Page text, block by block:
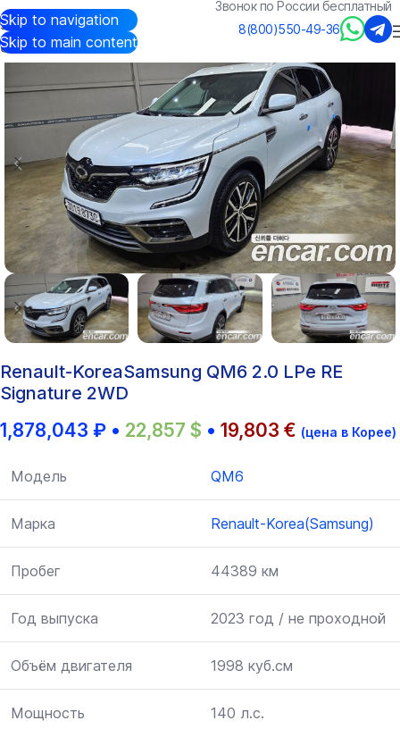
Skip to navigation
Skip to main content
Звонок по России бесплатный
8(800)550-49-36
Авто из Кореи/Каталог Renault-Korea(Samsung)/QM6
Renault-KoreaSamsung QM6 2.0 LPe RE
Signature 2WD
1,878,043 ₽ • 22,857 $ • 19,803 € (цена в Корее)
Модель QM6
Марка Renault-Korea(Samsung)
Пробег 44389 км
Год выпуска 2023 год / не проходной
Объём двигателя 1998 куб.см
Мощность 140 л.с.